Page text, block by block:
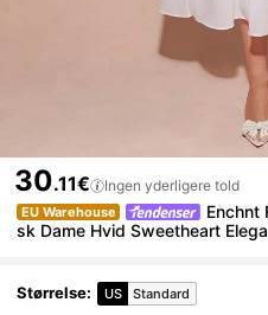
30.11€ Ingen yderligere told
EU Warehouse
Enchnt
sk Dame Hvid Sweetheart
Date Night & Cocktail & Gallakjole
Størrelse: US Standard